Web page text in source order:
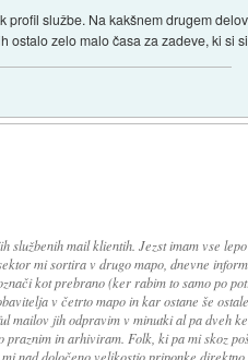
profil službe. Na kakšnem drugem
ostalo zelo malo časa za zadeve, ki
službenih mail klientih. Jezst imam vse lepo
mi sortira v drugo mapo, dnevne
kot prebrano (ker rabim to samo po
v četrto mapo in kar ostane še
mailov jih odpravim v minutki al pa dveh
in arhiviram. Folk, ki pa mi skoz